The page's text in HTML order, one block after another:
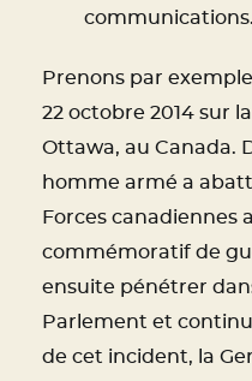
communications.
Prenons par
22 octobre 2014 sur
Ottawa, au Canada.
homme armé a
Forces canadiennes
commémoratif de
ensuite pénétrer
Parlement et
de cet incident, la